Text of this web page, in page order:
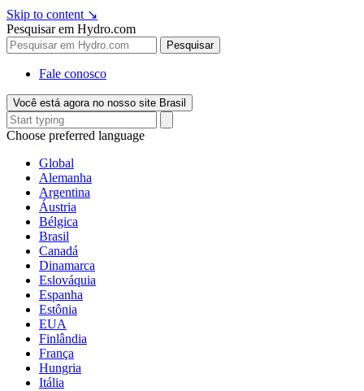
Skip to content ↘
Pesquisar em Hydro.com
Pesquisar
Fale conosco
Você está agora no nosso site Brasil
Choose preferred language
Global
Alemanha
Argentina
Áustria
Bélgica
Brasil
Canadá
Dinamarca
Eslováquia
Espanha
Estônia
EUA
Finlândia
França
Hungria
Itália